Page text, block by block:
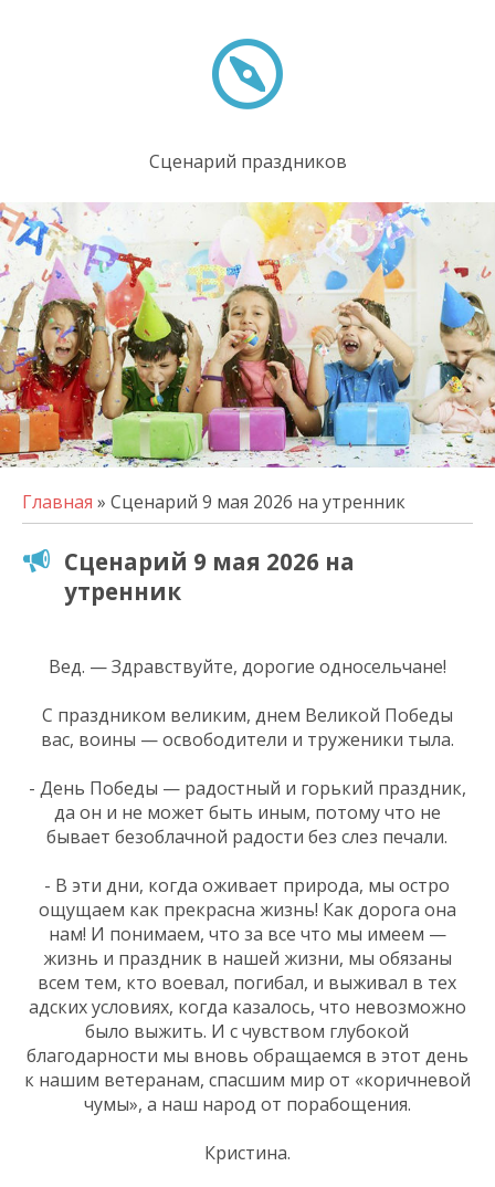
Сценарий праздников
Главная » Сценарий 9 мая 2026 на утренник
Сценарий 9 мая 2026 на
утренник
Вед. — Здравствуйте, дорогие односельчане!
С праздником великим, днем Великой Победы
вас, воины — освободители и труженики тыла.
- День Победы — радостный и горький праздник,
да он и не может быть иным, потому что не
бывает безоблачной радости без слез печали.
- В эти дни, когда оживает природа, мы остро
ощущаем как прекрасна жизнь! Как дорога она
нам! И понимаем, что за все что мы имеем —
жизнь и праздник в нашей жизни, мы обязаны
всем тем, кто воевал, погибал, и выживал в тех
адских условиях, когда казалось, что невозможно
было выжить. И с чувством глубокой
благодарности мы вновь обращаемся в этот день
к нашим ветеранам, спасшим мир от «коричневой
чумы», а наш народ от порабощения.
Кристина.